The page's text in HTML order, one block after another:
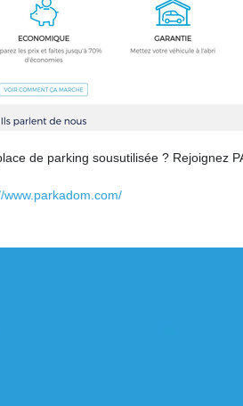
de parking sousutilisée ? Rejoignez
www.parkadom.com/